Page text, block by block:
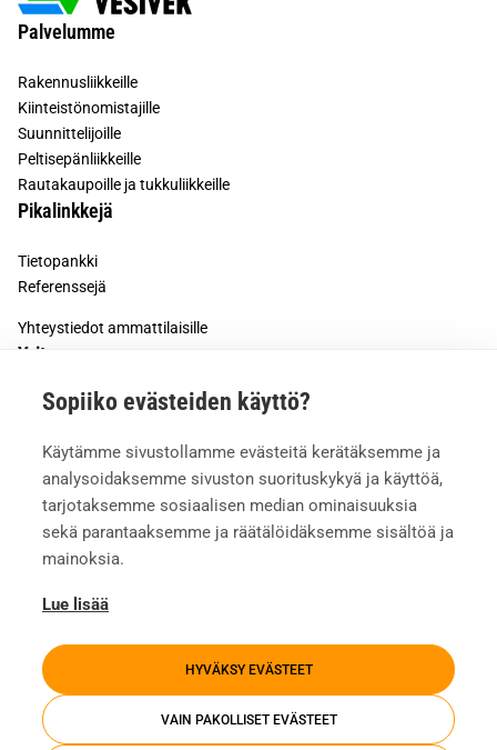
Sopiiko evästeiden käyttö?
Käytämme sivustollamme evästeitä kerätäksemme ja
analysoidaksemme sivuston suorituskykyä ja käyttöä,
tarjotaksemme sosiaalisen median ominaisuuksia
sekä parantaaksemme ja räätälöidäksemme sisältöä ja
mainoksia.
Lue lisää
HYVÄKSY EVÄSTEET
VAIN PAKOLLISET EVÄSTEET
Palvelumme
Rakennusliikkeille
Kiinteistönomistajille
Suunnittelijoille
Peltisepänliikkeille
Rautakaupoille ja tukkuliikkeille
Pikalinkkejä
Tietopankki
Referenssejä
Yhteystiedot ammattilaisille
Yritys
Tietoa meistä
Meille töihin
Mediapankki